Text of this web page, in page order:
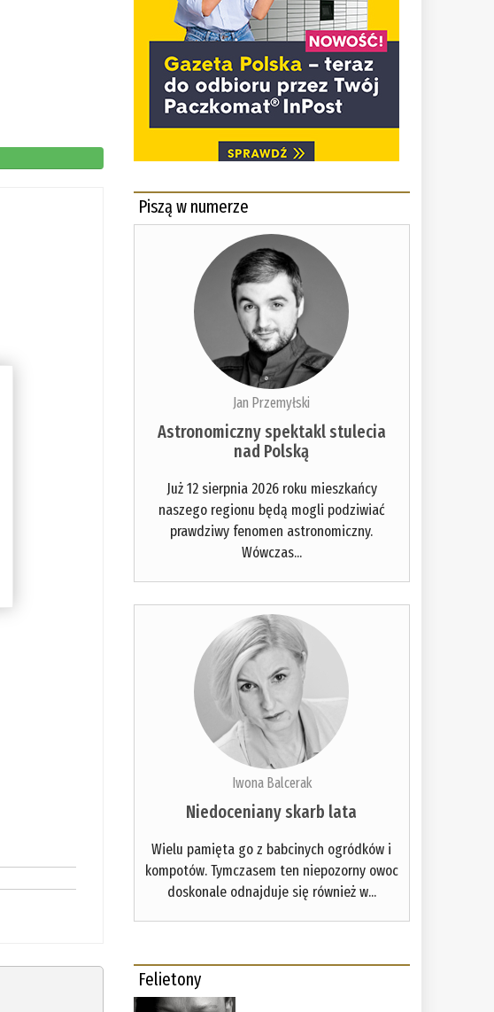
Piszą w numerze
Jan Przemyłski
Astronomiczny spektakl stulecia
nad Polską
Już 12 sierpnia 2026 roku mieszkańcy
naszego regionu będą mogli podziwiać
prawdziwy fenomen astronomiczny.
Wówczas...
Iwona Balcerak
Niedoceniany skarb lata
Wielu pamięta go z babcinych ogródków i
kompotów. Tymczasem ten niepozorny owoc
doskonale odnajduje się również w...
Felietony